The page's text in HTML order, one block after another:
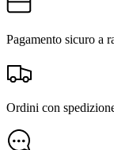
Pagamento sicuro a
Ordini con